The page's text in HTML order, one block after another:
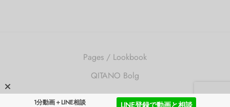
Pages / Lookbook
QITANO Bolg
©2026 QITANO ®
1分動画＋LINE相談 LINE登録で動画と相談